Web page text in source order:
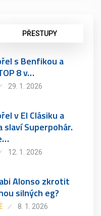
PŘESTUPY
s Benfikou a
8 v…
29. 1. 2026
v El Clásiku a
slaví Superpohár.
12. 1. 2026
Alonso zkrotit
silných eg?
8. 1. 2026